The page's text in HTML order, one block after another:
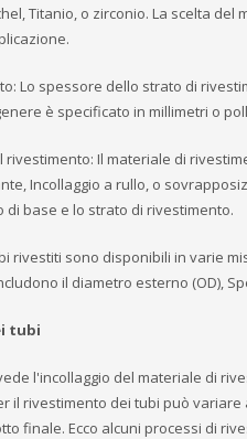
Titanio, o zirconio. La scelta
Lo spessore dello strato di
è specificato in millimetri o
rivestimento: Il materiale di
Incollaggio a rullo, o
di base e lo strato di rivestimento.
rivestiti sono disponibili in varie
il diametro esterno (OD),
tubi
l'incollaggio del materiale di
il rivestimento dei tubi può
finale. Ecco alcuni processi di